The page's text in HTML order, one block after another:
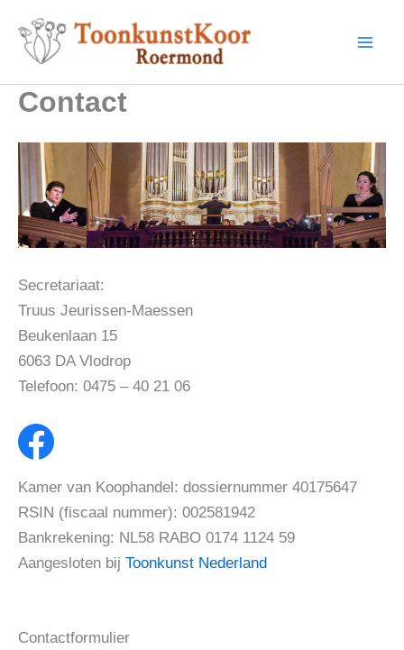
naar
inhoud
Contact
Secretariaat:
Truus Jeurissen-Maessen
Beukenlaan 15
6063 DA Vlodrop
Telefoon: 0475 – 40 21 06
Kamer van Koophandel: dossiernummer 40175647
RSIN (fiscaal nummer): 002581942
Bankrekening: NL58 RABO 0174 1124 59
Aangesloten bij Toonkunst Nederland
Contactformulier